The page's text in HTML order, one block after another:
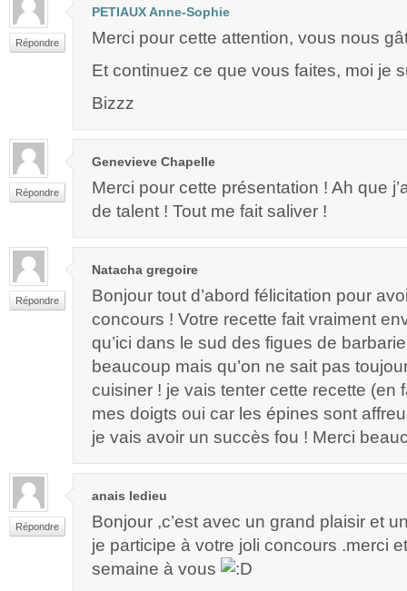
Répondre
PETIAUX Anne-Sophie
Merci pour cette attention, vous nous
Et continuez ce que vous faites, moi je
Bizzz
Répondre
Genevieve Chapelle
Merci pour cette présentation ! Ah que
de talent ! Tout me fait saliver !
Répondre
Natacha gregoire
Bonjour tout d’abord félicitation pour
concours ! Votre recette fait vraiment
qu’ici dans le sud des figues de
beaucoup mais qu’on ne sait pas
cuisiner ! je vais tenter cette recette (en
mes doigts oui car les épines sont
je vais avoir un succès fou ! Merci
Répondre
anais ledieu
Bonjour ,c’est avec un grand plaisir et
je participe à votre joli concours .merci
semaine à vous